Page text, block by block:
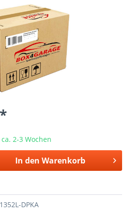
2-3 Wochen
In den Warenkorb
DPKA